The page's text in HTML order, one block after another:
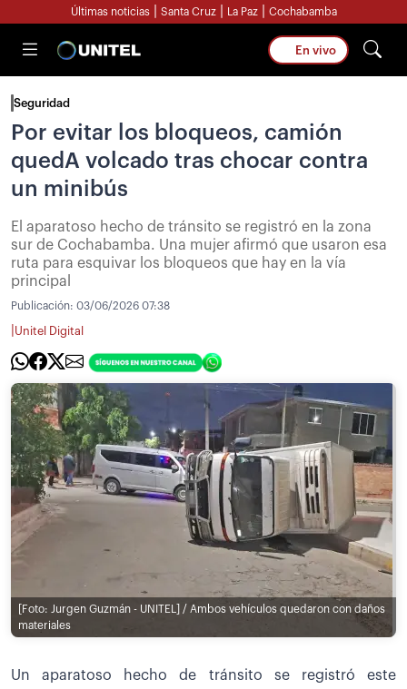
Últimas noticias Santa Cruz La Paz Cochabamba
En vivo
Seguridad
Por evitar los bloqueos, camión
quedA volcado tras chocar contra
un minibús
El aparatoso hecho de tránsito se registró en la zona
sur de Cochabamba. Una mujer afirmó que usaron esa
ruta para esquivar los bloqueos que hay en la vía
principal
Publicación: 03/06/2026 07:38
Unitel Digital
[Foto: Jurgen Guzmán - UNITEL] / Ambos vehículos quedaron con daños
materiales
Un aparatoso hecho de tránsito se registró este